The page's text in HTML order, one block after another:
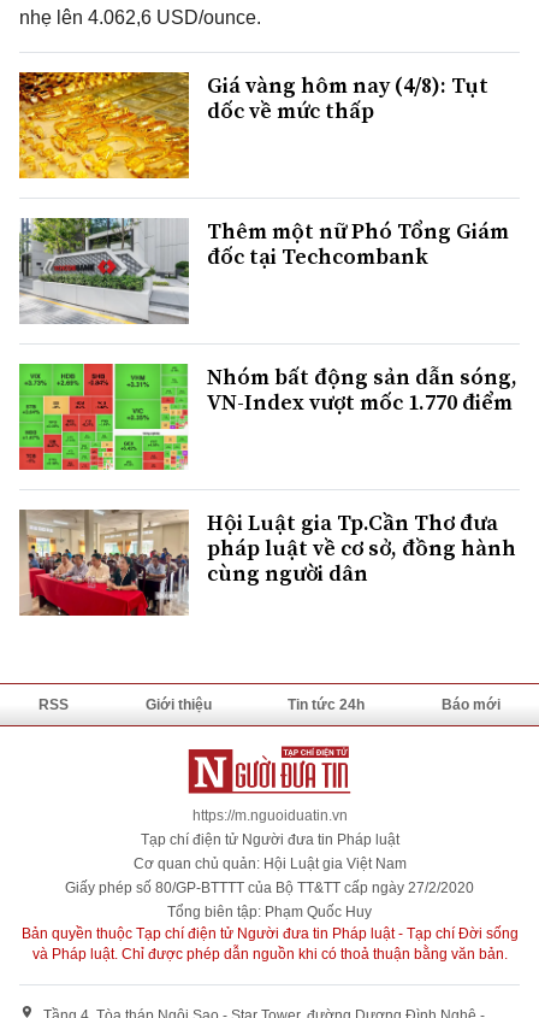
nhẹ lên 4.062,6 USD/ounce.
Giá vàng hôm nay (4/8): Tụt
dốc về mức thấp
Thêm một nữ Phó Tổng Giám
đốc tại Techcombank
Nhóm bất động sản dẫn sóng,
VN-Index vượt mốc 1.770 điểm
Hội Luật gia Tp.Cần Thơ đưa
pháp luật về cơ sở, đồng hành
cùng người dân
RSS Giới thiệu Tin tức 24h Báo mới
https://m.nguoiduatin.vn
Tạp chí điện tử Người đưa tin Pháp luật
Cơ quan chủ quản: Hội Luật gia Việt Nam
Giấy phép số 80/GP-BTTTT của Bộ TT&TT cấp ngày 27/2/2020
Tổng biên tập: Phạm Quốc Huy
Bản quyền thuộc Tạp chí điện tử Người đưa tin Pháp luật - Tạp chí Đời sống
và Pháp luật. Chỉ được phép dẫn nguồn khi có thoả thuận bằng văn bản.